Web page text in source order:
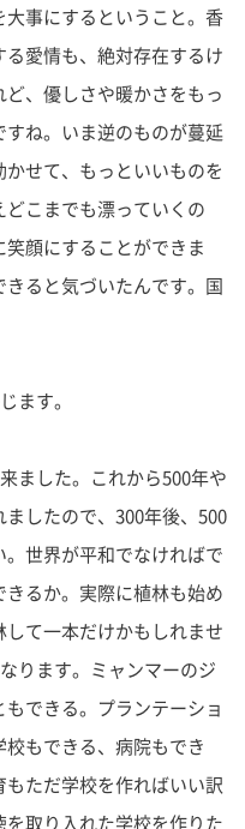
大事にするということ。香
愛情も、絶対存在するけ
、優しさや暖かさをもっ
ね。いま逆のものが蔓延
せて、もっといいものを
こまでも漂っていくの
顔にすることができま
ると気づいたんです。国
ます。
ました。これから500年や
したので、300年後、500
世界が平和でなければで
るか。実際に植林も始め
て一本だけかもしれませ
ります。ミャンマーのジ
できる。プランテーショ
もできる、病院もでき
ただ学校を作ればいい訳
取り入れた学校を作りた